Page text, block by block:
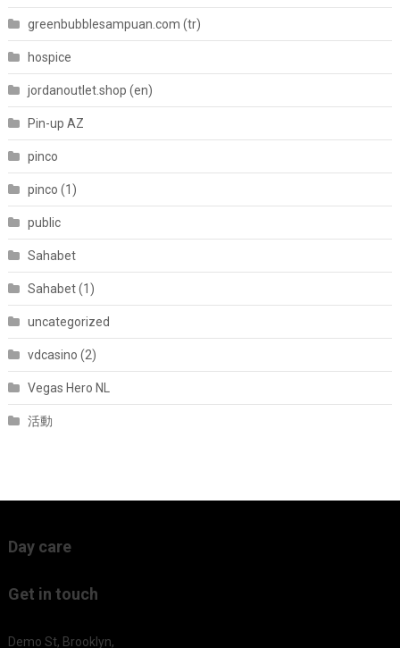
greenbubblesampuan.com (tr)
hospice
jordanoutlet.shop (en)
Pin-up AZ
pinco
pinco (1)
public
Sahabet
Sahabet (1)
uncategorized
vdcasino (2)
Vegas Hero NL
活動
Day care
Get in touch
Demo St, Brooklyn,